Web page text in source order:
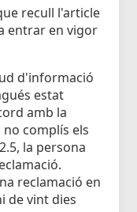
recull l'article
entrar en vigor
d'informació
estat
amb la
complís els
la persona
reclamació en
de vint dies